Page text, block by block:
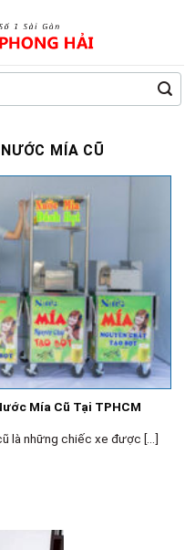
MÍA CŨ
Mía Cũ Tại TPHCM
là những chiếc xe được [...]